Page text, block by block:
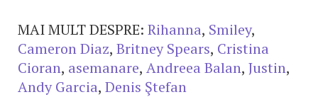
MAI MULT DESPRE: Rihanna, Smiley,
Cameron Diaz, Britney Spears, Cristina
Cioran, asemanare, Andreea Balan, Justin,
Andy Garcia, Denis Ştefan